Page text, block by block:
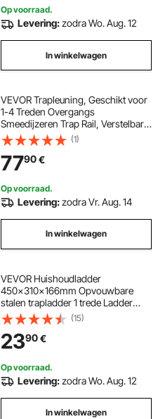
Op voorraad.
Levering:zodra Wo. Aug. 12
In winkelwagen
VEVOR Trapleuning, Geschikt voor
1-4 Treden Overgangs
Smeedijzeren Trap Rail, Verstelbare
Balustrade Trap Rail, Trapleuning
Steun voor Betonnen Treden met
Installatiekit, Mat Zwarte Buiten
Trapleuning
(1)
7790€
Op voorraad.
Levering:zodra Vr. Aug. 14
In winkelwagen
VEVOR Huishoudladder
450x310x166mm Opvouwbare
stalen trapladder 1 trede Ladder
150kg Draagvermogen
Opvouwbare trapkruk 170-188-
216mm In hoogte verstelbare
keukenladder Antislip trapkruk
(15)
2390€
Op voorraad.
Levering:zodra Wo. Aug. 12
In winkelwagen